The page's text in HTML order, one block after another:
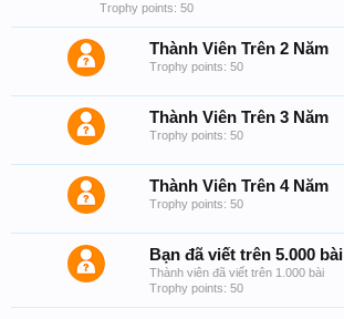
Trophy points: 50
Thành Viên Trên 2 Năm
Trophy points: 50
Thành Viên Trên 3 Năm
Trophy points: 50
Thành Viên Trên 4 Năm
Trophy points: 50
Bạn đã viết trên 5.000 bài
Thành viên đã viết trên 1.000 bài
Trophy points: 50